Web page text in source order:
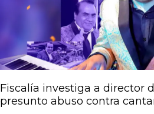
Fiscalía investiga a director
presunto abuso contra